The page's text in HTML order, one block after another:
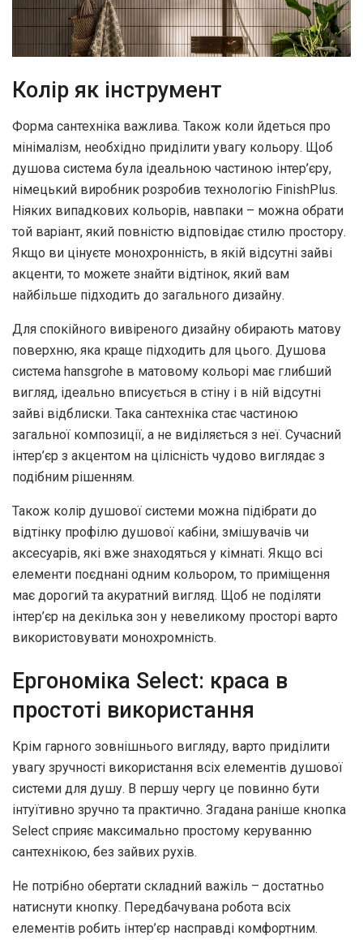
Колір як інструмент
Форма сантехніка важлива. Також коли йдеться про
мінімалізм, необхідно приділити увагу кольору. Щоб
душова система була ідеальною частиною інтер’єру,
німецький виробник розробив технологію FinishPlus.
Ніяких випадкових кольорів, навпаки – можна обрати
той варіант, який повністю відповідає стилю простору.
Якщо ви цінуєте монохронність, в якій відсутні зайві
акценти, то можете знайти відтінок, який вам
найбільше підходить до загального дизайну.
Для спокійного вивіреного дизайну обирають матову
поверхню, яка краще підходить для цього. Душова
система hansgrohe в матовому кольорі має глибший
вигляд, ідеально вписується в стіну і в ній відсутні
зайві відблиски. Така сантехніка стає частиною
загальної композиції, а не виділяється з неї. Сучасний
інтер’єр з акцентом на цілісність чудово виглядає з
подібним рішенням.
Також колір душової системи можна підібрати до
відтінку профілю душової кабіни, змішувачів чи
аксесуарів, які вже знаходяться у кімнаті. Якщо всі
елементи поєднані одним кольором, то приміщення
має дорогий та акуратний вигляд. Щоб не поділяти
інтер’єр на декілька зон у невеликому просторі варто
використовувати монохромність.
Ергономіка Select: краса в
простоті використання
Крім гарного зовнішнього вигляду, варто приділити
увагу зручності використання всіх елементів душової
системи для душу. В першу чергу це повинно бути
інтуїтивно зручно та практично. Згадана раніше кнопка
Select сприяє максимально простому керуванню
сантехнікою, без зайвих рухів.
Не потрібно обертати складний важіль – достатньо
натиснути кнопку. Передбачувана робота всіх
елементів робить інтер’єр насправді комфортним.